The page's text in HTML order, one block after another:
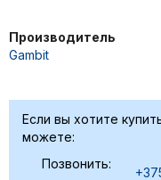
Производитель
Gambit
Если вы хотите
можете:
Позвонить: